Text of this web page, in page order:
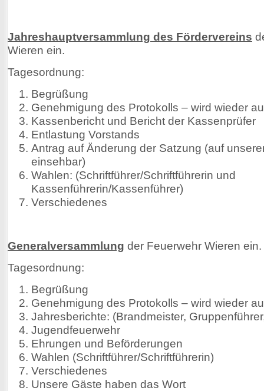
Jahreshauptversammlung des Fördervereins
Wieren ein.
Tagesordnung:
Begrüßung
Genehmigung des Protokolls – wird wieder
Kassenbericht und Bericht der Kassenprüfer
Entlastung Vorstands
Antrag auf Änderung der Satzung (auf
einsehbar)
Wahlen: (Schriftführer/Schriftführerin und
Kassenführerin/Kassenführer)
Verschiedenes
Generalversammlung der Feuerwehr Wieren ein.
Tagesordnung:
Begrüßung
Genehmigung des Protokolls – wird wieder
Jahresberichte: (Brandmeister,
Jugendfeuerwehr
Ehrungen und Beförderungen
Wahlen (Schriftführer/Schriftführerin)
Verschiedenes
Unsere Gäste haben das Wort